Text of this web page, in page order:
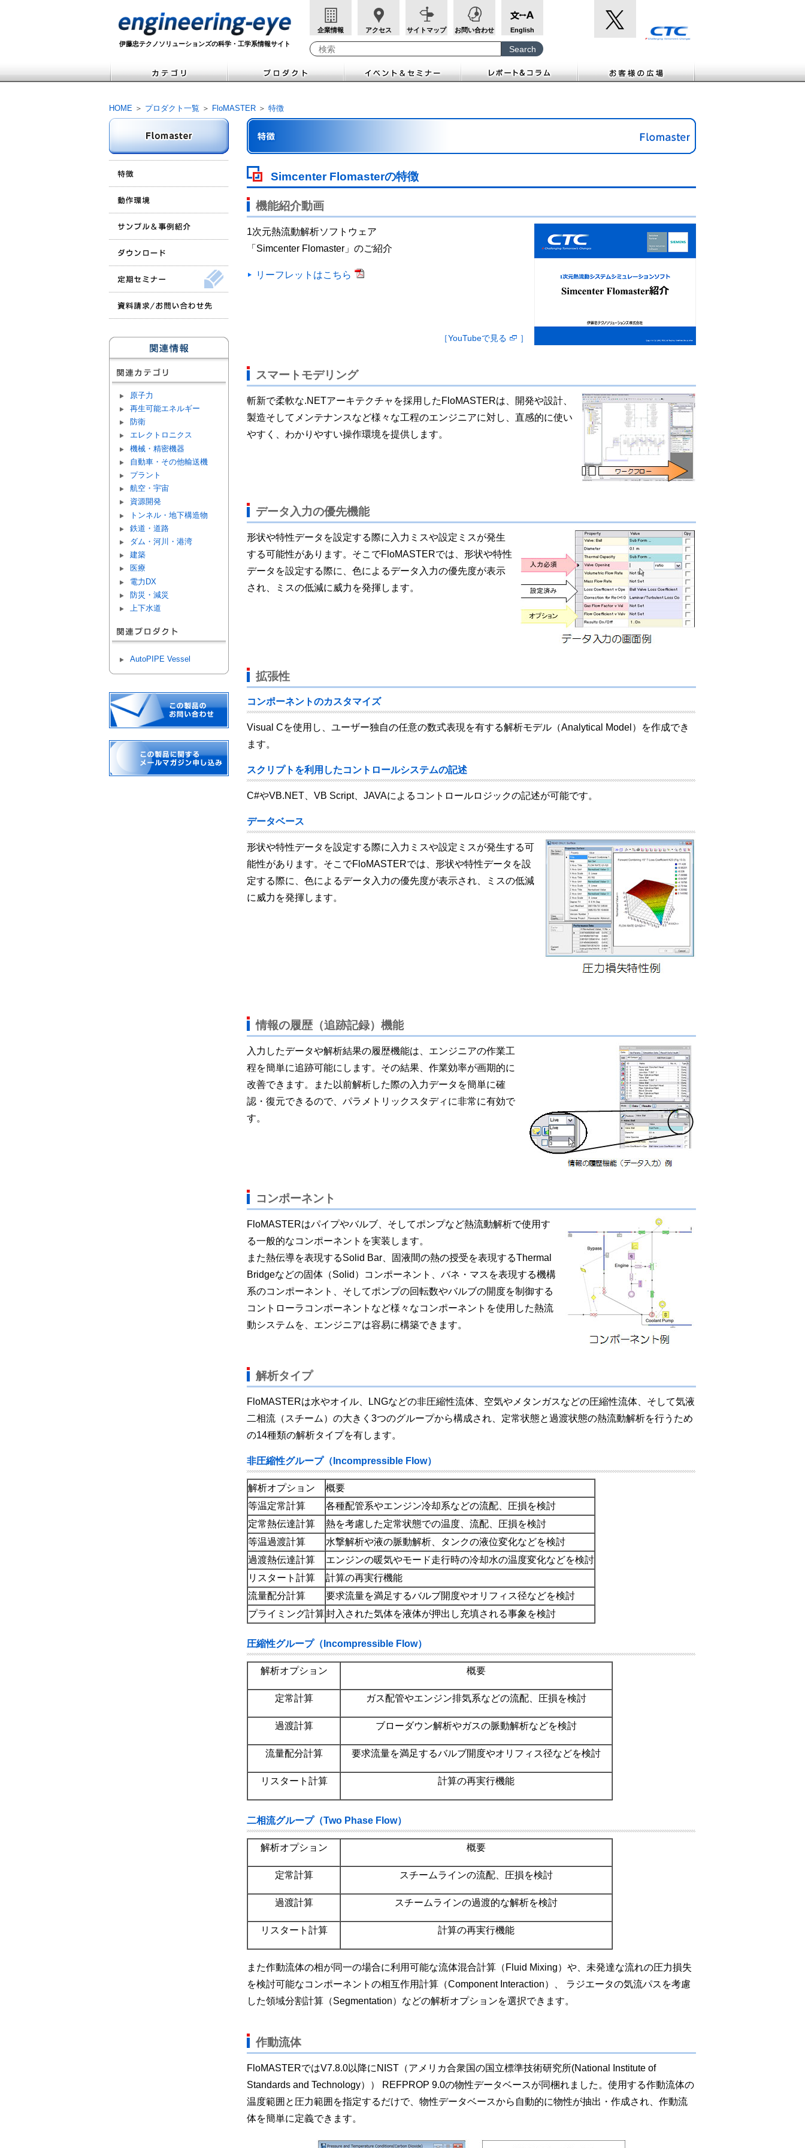
伊藤忠テクノソリューションズの科学・工学系情報サイト
企業情報 アクセス サイトマップ お問い合わせ English
Write your search query here Search
HOME ＞ プロダクト一覧 ＞ FloMASTER ＞ 特徴
原子力
再生可能エネルギー
防衛
エレクトロニクス
機械・精密機器
自動車・その他輸送機
プラント
航空・宇宙
資源開発
トンネル・地下構造物
鉄道・道路
ダム・河川・港湾
建築
医療
電力DX
防災・減災
上下水道
AutoPIPE Vessel
Simcenter Flomasterの特徴
機能紹介動画
［YouTubeで見る ］
1次元熱流動解析ソフトウェア
「Simcenter Flomaster」のご紹介
リーフレットはこちら
スマートモデリング
斬新で柔軟な.NETアーキテクチャを採用したFloMASTERは、開発や設計、
製造そしてメンテナンスなど様々な工程のエンジニアに対し、直感的に使い
やすく、わかりやすい操作環境を提供します。
データ入力の優先機能
形状や特性データを設定する際に入力ミスや設定ミスが発生
する可能性があります。そこでFloMASTERでは、形状や特性
データを設定する際に、色によるデータ入力の優先度が表示
され、ミスの低減に威力を発揮します。
拡張性
コンポーネントのカスタマイズ
Visual Cを使用し、ユーザー独自の任意の数式表現を有する解析モデル（Analytical Model）を作成でき
ます。
スクリプトを利用したコントロールシステムの記述
C#やVB.NET、VB Script、JAVAによるコントロールロジックの記述が可能です。
データベース
形状や特性データを設定する際に入力ミスや設定ミスが発生する可
能性があります。そこでFloMASTERでは、形状や特性データを設
定する際に、色によるデータ入力の優先度が表示され、ミスの低減
に威力を発揮します。
情報の履歴（追跡記録）機能
入力したデータや解析結果の履歴機能は、エンジニアの作業工
程を簡単に追跡可能にします。その結果、作業効率が画期的に
改善できます。また以前解析した際の入力データを簡単に確
認・復元できるので、パラメトリックスタディに非常に有効で
す。
コンポーネント
FloMASTERはパイプやバルブ、そしてポンプなど熱流動解析で使用す
る一般的なコンポーネントを実装します。
また熱伝導を表現するSolid Bar、固液間の熱の授受を表現するThermal
Bridgeなどの固体（Solid）コンポーネント、バネ・マスを表現する機構
系のコンポーネント、そしてポンプの回転数やバルブの開度を制御する
コントローラコンポーネントなど様々なコンポーネントを使用した熱流
動システムを、エンジニアは容易に構築できます。
解析タイプ
FloMASTERは水やオイル、LNGなどの非圧縮性流体、空気やメタンガスなどの圧縮性流体、そして気液
二相流（スチーム）の大きく3つのグループから構成され、定常状態と過渡状態の熱流動解析を行うため
の14種類の解析タイプを有します。
非圧縮性グループ（Incompressible Flow）
解析オプション
概要
等温定常計算
各種配管系やエンジン冷却系などの流配、圧損を検討
定常熱伝達計算
熱を考慮した定常状態での温度、流配、圧損を検討
等温過渡計算
水撃解析や液の脈動解析、タンクの液位変化などを検討
過渡熱伝達計算
エンジンの暖気やモード走行時の冷却水の温度変化などを検討
リスタート計算
計算の再実行機能
流量配分計算
要求流量を満足するバルブ開度やオリフィス径などを検討
プライミング計算封入された気体を液体が押出し充填される事象を検討
圧縮性グループ（Incompressible Flow）
解析オプション 概要
定常計算 ガス配管やエンジン排気系などの流配、圧損を検討
過渡計算 ブローダウン解析やガスの脈動解析などを検討
流量配分計算 要求流量を満足するバルブ開度やオリフィス径などを検討
リスタート計算 計算の再実行機能
二相流グループ（Two Phase Flow）
解析オプション 概要
定常計算 スチームラインの流配、圧損を検討
過渡計算 スチームラインの過渡的な解析を検討
リスタート計算 計算の再実行機能
また作動流体の相が同一の場合に利用可能な流体混合計算（Fluid Mixing）や、未発達な流れの圧力損失
を検討可能なコンポーネントの相互作用計算（Component Interaction）、 ラジエータの気流パスを考慮
した領域分割計算（Segmentation）などの解析オプションを選択できます。
作動流体
FloMASTERではV7.8.0以降にNIST（アメリカ合衆国の国立標準技術研究所(National Institute of
Standards and Technology）） REFPROP 9.0の物性データベースが同梱れました。使用する作動流体の
温度範囲と圧力範囲を指定するだけで、物性データベースから自動的に物性が抽出・作成され、作動流
体を簡単に定義できます。